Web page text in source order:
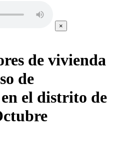
×
de vivienda
de
el distrito de